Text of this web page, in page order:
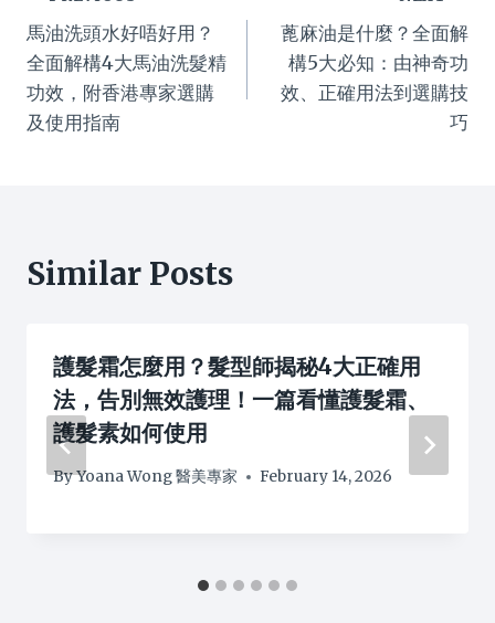
navigation
馬油洗頭水好唔好用？
全面解構4大馬油洗髮精
功效，附香港專家選購
及使用指南
蓖麻油是什麼？全面解
構5大必知：由神奇功
效、正確用法到選購技
巧
Similar Posts
護髮霜怎麼用？髮型師揭秘4大正確用
法，告別無效護理！一篇看懂護髮霜、
護髮素如何使用
ByYoana Wong 醫美專家 February 14, 2026